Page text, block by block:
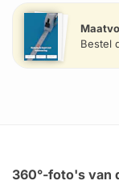
Bestel
360°-foto's van